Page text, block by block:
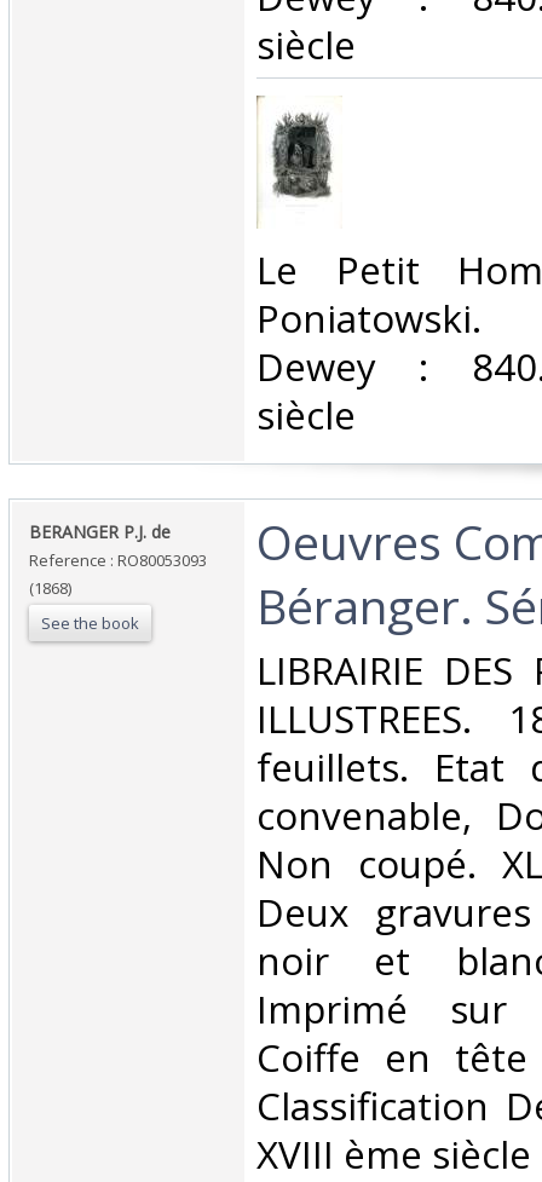
siècle‎
‎Le Petit
Poniatowski.
Dewey :
siècle‎
‎BERANGER P.J. de‎
Reference : RO80053093
(1868)
See the book
‎Oeuvres
Béranger.
‎LIBRAIRIE DES
feuillets. Etat
convenable,
Non coupé.
Deux
noir et
Imprimé sur
Coiffe en
Classification
XVIII ème siècle‎